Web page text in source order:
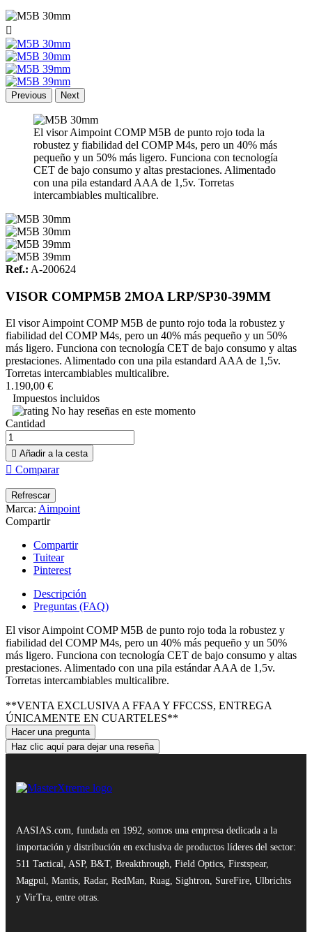

Previous Next
El visor Aimpoint COMP M5B de punto rojo toda la
robustez y fiabilidad del COMP M4s, pero un 40% más
pequeño y un 50% más ligero. Funciona con tecnología
CET de bajo consumo y altas prestaciones. Alimentado
con una pila estandard AAA de 1,5v. Torretas
intercambiables multicalibre.
Ref.: A-200624
VISOR COMPM5B 2MOA LRP/SP30-39MM
El visor Aimpoint COMP M5B de punto rojo toda la robustez y
fiabilidad del COMP M4s, pero un 40% más pequeño y un 50%
más ligero. Funciona con tecnología CET de bajo consumo y altas
prestaciones. Alimentado con una pila estandard AAA de 1,5v.
Torretas intercambiables multicalibre.
1.190,00 €
Impuestos incluidos
No hay reseñas en este momento
Cantidad
 Añadir a la cesta
 Comparar
Marca: Aimpoint
Compartir
Compartir
Tuitear
Pinterest
Descripción
Preguntas (FAQ)
El visor Aimpoint COMP M5B de punto rojo toda la robustez y
fiabilidad del COMP M4s, pero un 40% más pequeño y un 50%
más ligero. Funciona con tecnología CET de bajo consumo y altas
prestaciones. Alimentado con una pila estándar AAA de 1,5v.
Torretas intercambiables multicalibre.
**VENTA EXCLUSIVA A FFAA Y FFCCSS, ENTREGA
ÚNICAMENTE EN CUARTELES**
Hacer una pregunta
Haz clic aquí para dejar una reseña
AASIAS.com, fundada en 1992, somos una empresa dedicada a la
importación y distribución en exclusiva de productos líderes del sector:
511 Tactical, ASP, B&T, Breakthrough, Field Optics, Firstspear,
Magpul, Mantis, Radar, RedMan, Ruag, Sightron, SureFire, Ulbrichts
y VirTra, entre otras.